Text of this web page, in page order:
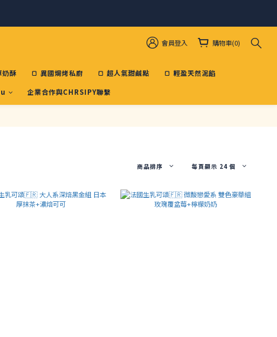
會員登入 購物車(0)
奶酥 🍞 異國焗烤私廚 🍞 超人氣甜鹹點
🍞 輕盈天然泥餡
企業合作與CHRSIPY聯繫
商品排序 每頁顯示 24 個